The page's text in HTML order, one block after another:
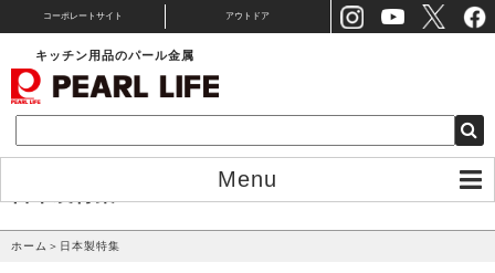
コーポレートサイト アウトドア
キッチン用品のパール金属
Menu
ホーム ＞ 日本製特集